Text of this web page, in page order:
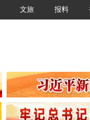
文旅 报料